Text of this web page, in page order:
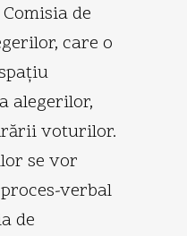
de
care o
alegerilor,
voturilor.
se vor
verbal
de